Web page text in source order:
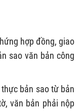
hợp đồng, giao
sao văn bản công
bản sao từ bản
văn bản phải nộp